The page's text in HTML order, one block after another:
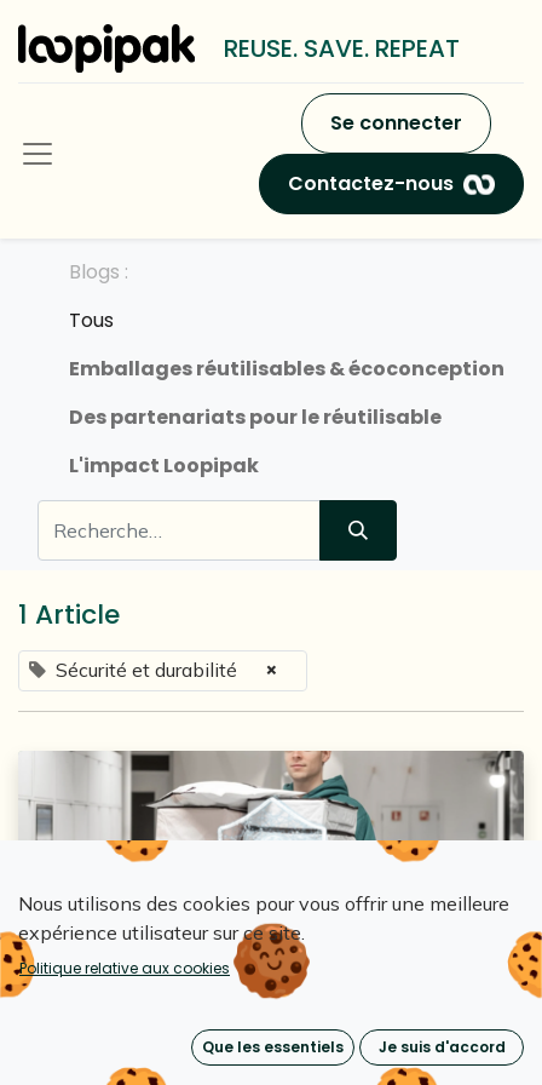
REUSE. SAVE. REPEAT
Se connecter
Contactez-nous
Blogs :
Tous
Emballages réutilisables & écoconception
Des partenariats pour le réutilisable
L'impact Loopipak
1 Article
Sécurité et durabilité ×
Loopipak
Les emballages Loopipak protègent-ils la
marchandise ?
0 2890
Nous utilisons des cookies pour vous offrir une meilleure
expérience utilisateur sur ce site.
Politique relative aux cookies
Que les essentiels Je suis d'accord